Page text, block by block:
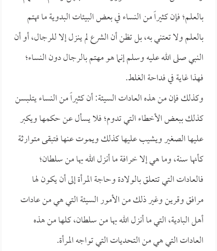
بالعلم؛ فإن كثيراً من النساء في بعض البيئات البدوية ما تهتم
بالعلم ولا تعتني به، بل تظن أن الشرع لم ينزل إلا للرجال، أو أن
النبي صلى الله عليه وسلم إنما هو مهتم بالرجال دون النساء؛
فهذا غاية في فداحة الغلط.
وكذلك فإن من هذه العادات السيئة: أن كثيراً من النساء يتلبسن
كذلك ببعض الأخطاء التي تدوم؛ فلا يسأل عن حكمها ويكبر
عليها الصغير ويشيب عليها كذلك ويموت عنها فتبقى متوارثة
كأنها سنة، وما هي إلا خرافة ما أنزل الله بها من سلطان؛
فالعادات التي تتعلق بالولادة وحاجة المرأة إلى أن يكون لها
مرافق وقرين وغير ذلك من الأمور السيئة التي هي من عادات
أهل البادية، التي ما أنزل الله بها من سلطان، كلها من هذه
العادات التي هي من التحديات التي تواجه المرأة.